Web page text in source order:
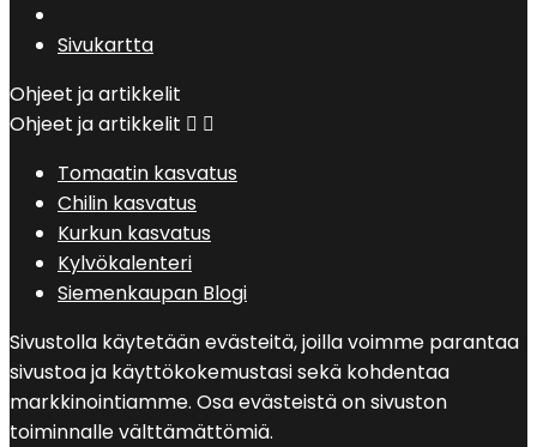
Sivukartta
Ohjeet ja artikkelit
Ohjeet ja artikkelit  
Tomaatin kasvatus
Chilin kasvatus
Kurkun kasvatus
Kylvökalenteri
Siemenkaupan Blogi
Sivustolla käytetään evästeitä, joilla voimme parantaa
sivustoa ja käyttökokemustasi sekä kohdentaa
markkinointiamme. Osa evästeistä on sivuston
toiminnalle välttämättömiä.